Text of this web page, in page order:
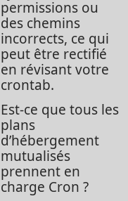
permissions ou
des chemins
incorrects, ce qui
peut être rectifié
en révisant votre
crontab.
Est-ce que tous les
plans
d’hébergement
mutualisés
prennent en
charge Cron ?